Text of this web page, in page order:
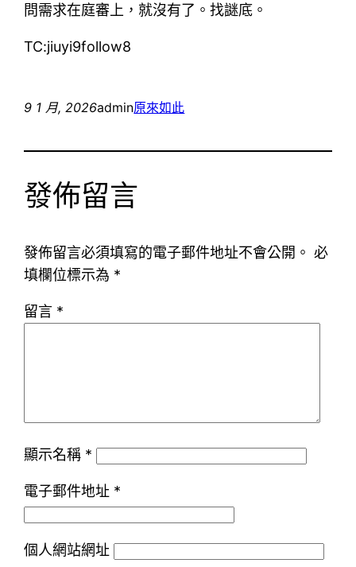
問需求在庭審上，就沒有了。找謎底。
TC:jiuyi9follow8
9 1 月, 2026admin原來如此
發佈留言
發佈留言必須填寫的電子郵件地址不會公開。 必
填欄位標示為 *
留言 *
顯示名稱 *
電子郵件地址 *
個人網站網址